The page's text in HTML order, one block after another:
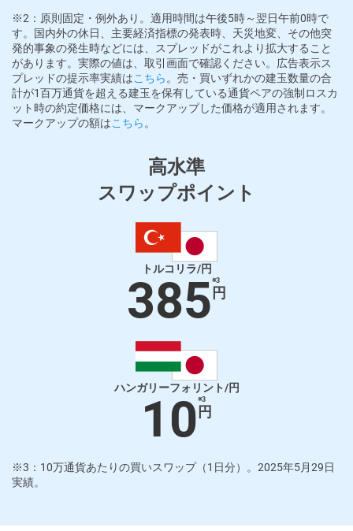
※2：原則固定・例外あり。適用時間は午後5時～翌日午前0時で
す。国内外の休日、主要経済指標の発表時、天災地変、その他突
発的事象の発生時などには、スプレッドがこれより拡大すること
があります。実際の値は、取引画面で確認ください。広告表示ス
プレッドの提示率実績はこちら 。売・買いずれかの建玉数量の合
計が1百万通貨を超える建玉を保有している通貨ペアの強制ロスカ
ット時の約定価格には、マークアップした価格が適用されます。
マークアップの額はこちら 。
高水準
スワップポイント
トルコリラ/円
385 円
※3
ハンガリーフォリント/円
10 円
※3
※3：10万通貨あたりの買いスワップ（1日分）。2025年5月29日
実績。